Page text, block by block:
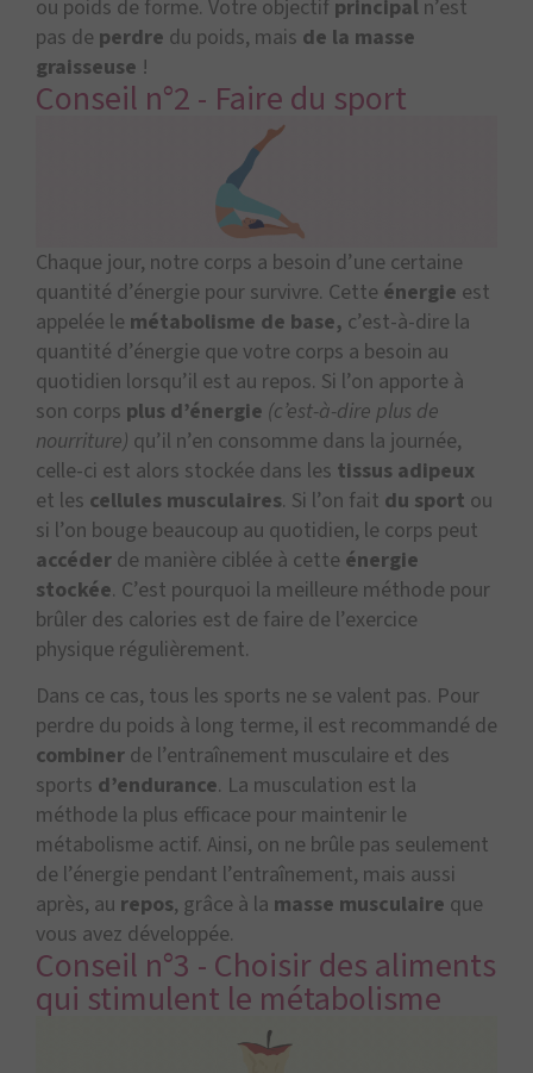
ou poids de forme. Votre objectif principal n’est
pas de perdre du poids, mais de la masse
graisseuse !
Conseil n°2 - Faire du sport
Chaque jour, notre corps a besoin d’une certaine
quantité d’énergie pour survivre. Cette énergie est
appelée le métabolisme de base, c’est-à-dire la
quantité d’énergie que votre corps a besoin au
quotidien lorsqu’il est au repos. Si l’on apporte à
son corps plus d’énergie (c’est-à-dire plus de
nourriture) qu’il n’en consomme dans la journée,
celle-ci est alors stockée dans les tissus adipeux
et les cellules musculaires. Si l’on fait du sport ou
si l’on bouge beaucoup au quotidien, le corps peut
accéder de manière ciblée à cette énergie
stockée. C’est pourquoi la meilleure méthode pour
brûler des calories est de faire de l’exercice
physique régulièrement.
Dans ce cas, tous les sports ne se valent pas. Pour
perdre du poids à long terme, il est recommandé de
combiner de l’entraînement musculaire et des
sports d’endurance. La musculation est la
méthode la plus efficace pour maintenir le
métabolisme actif. Ainsi, on ne brûle pas seulement
de l’énergie pendant l’entraînement, mais aussi
après, au repos, grâce à la masse musculaire que
vous avez développée.
Conseil n°3 - Choisir des aliments
qui stimulent le métabolisme